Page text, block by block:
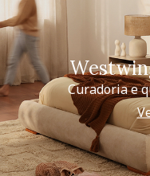
Curadoria e